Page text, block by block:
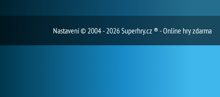
Nastavení© 2004 - 2026 Superhry.cz ® - Online hry zdarma